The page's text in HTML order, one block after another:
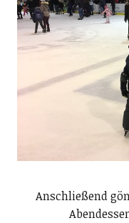
Anschließend